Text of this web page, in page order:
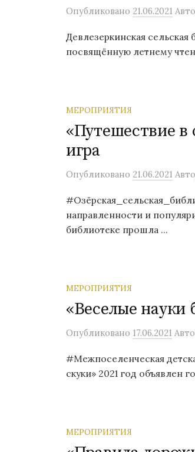
Опубликовано 21.06.2021
Девлезеркинская
посвящённую летнему
МЕРОПРИЯТИЯ
«Путешествие в
игра
Опубликовано 21.06.2021
направленности и
библиотеке прошла ...
МЕРОПРИЯТИЯ
«Веселые науки
Опубликовано 17.06.2021
#Межпоселенческая
скуки» 2021 год объявлен
МЕРОПРИЯТИЯ